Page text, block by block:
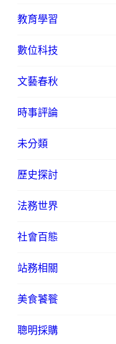
教育學習
數位科技
文藝春秋
時事評論
未分類
歷史探討
法務世界
社會百態
站務相關
美食饕餮
聰明採購